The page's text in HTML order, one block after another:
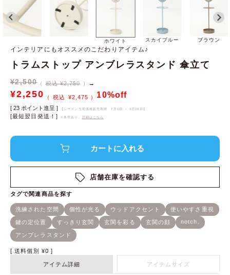
ホワイト スカイブルー ブラウン
インテリアにもオススメのこだわりアイテム♪
トラムストップ アンブレラスタンド 傘立て
¥2,500 税込 ¥2,750 →
¥2,250 ¥2,475 10%off
[ 23 ポイント進呈 ] 【シーズン当初価格販売期間 7月1日 ～ 2月28日 】
[最短翌日発送！] ※条件あり、 詳細はこちら
店舗在庫を確認する
送料個別 ¥0
アイテム詳細 アイテムサイズ